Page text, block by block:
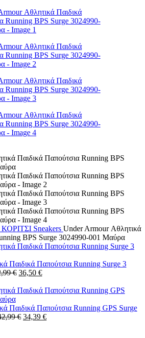
ΚΟΡΙΤΣΙ Sneakers Under Armour Αθλητικά
BPS Surge 3024990-001 Μαύρα
Παιδικά Παπούτσια Running Surge 3
€ Original
was:
36,50 €Η
τιμή
36,50 €.
Παιδικά Παπούτσια Running GPS Surge
€ Original
34,39 €Η